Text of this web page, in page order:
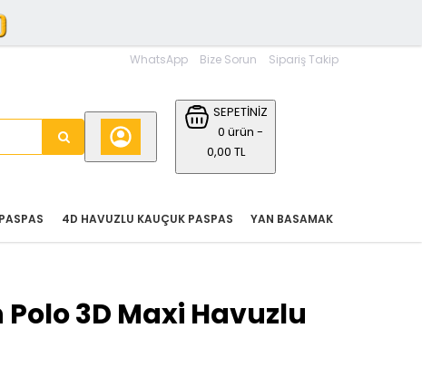
WhatsApp Bize Sorun Sipariş Takip
SEPETİNİZ
0 ürün -
0,00 TL
YAN BASAMAK
4D HAVUZLU KAUÇUK PASPAS
3D Maxi Havuzlu